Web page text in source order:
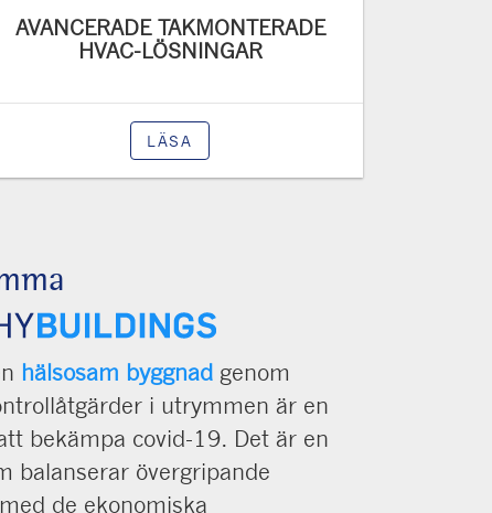
AVANCERADE TAKMONTERADE
HVAC-LÖSNINGAR
LÄSA
hälsosam byggnad genom
i utrymmen är en
bekämpa covid-19. Det är en
balanserar övergripande
de ekonomiska